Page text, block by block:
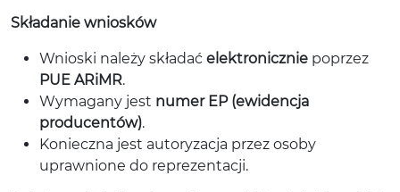
Składanie wniosków
Wnioski należy składać elektronicznie poprzez
PUE ARiMR.
Wymagany jest numer EP (ewidencja
producentów).
Konieczna jest autoryzacja przez osoby
uprawnione do reprezentacji.